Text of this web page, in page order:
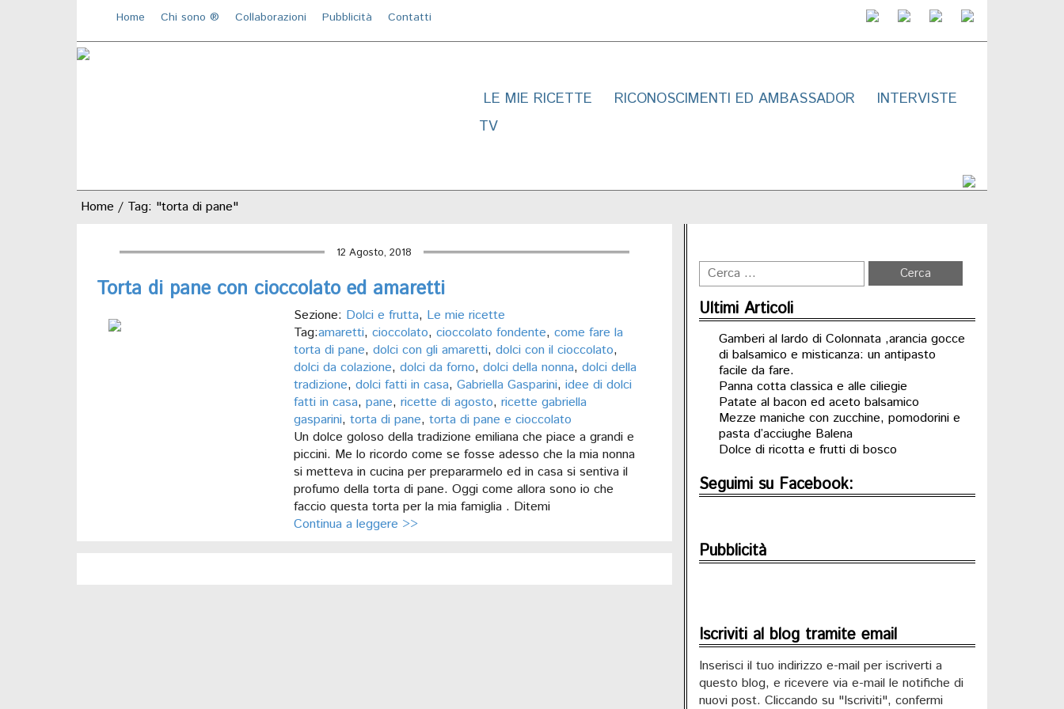
Home Chi sono ®️ Collaborazioni Pubblicità Contatti
LE MIE RICETTE RICONOSCIMENTI ED AMBASSADOR
INTERVISTE
TV
Home / Tag: "torta di pane"
12 Agosto, 2018
Torta di pane con cioccolato ed amaretti
Sezione: Dolci e frutta, Le mie ricette
Tag:amaretti, cioccolato, cioccolato fondente, come fare la
torta di pane, dolci con gli amaretti, dolci con il cioccolato,
dolci da colazione, dolci da forno, dolci della nonna, dolci della
tradizione, dolci fatti in casa, Gabriella Gasparini, idee di dolci
fatti in casa, pane, ricette di agosto, ricette gabriella
gasparini, torta di pane, torta di pane e cioccolato
Un dolce goloso della tradizione emiliana che piace a grandi e
piccini. Me lo ricordo come se fosse adesso che la mia nonna
si metteva in cucina per prepararmelo ed in casa si sentiva il
profumo della torta di pane. Oggi come allora sono io che
faccio questa torta per la mia famiglia . Ditemi
Continua a leggere >>
Ultimi Articoli
Gamberi al lardo di Colonnata ,arancia gocce
di balsamico e misticanza: un antipasto
facile da fare.
Panna cotta classica e alle ciliegie
Patate al bacon ed aceto balsamico
Mezze maniche con zucchine, pomodorini e
pasta d’acciughe Balena
Dolce di ricotta e frutti di bosco
Seguimi su Facebook:
Pubblicità
Iscriviti al blog tramite email
Inserisci il tuo indirizzo e-mail per iscriverti a
questo blog, e ricevere via e-mail le notifiche di
nuovi post. Cliccando su "Iscriviti", confermi